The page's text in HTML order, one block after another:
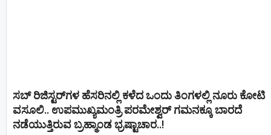
ಸಬ್ ರಿಜಿಸ್ಟರ್​ಗಳ ಹೆಸರಿನಲ್ಲಿ ಕಳೆದ ಒಂದು ತಿಂಗಳಲ್ಲಿ ನೂರು ಕೋಟಿ
ವಸೂಲಿ.. ಉಪಮುಖ್ಯಮಂತ್ರಿ ಪರಮೇಶ್ವರ್​ ಗಮನಕ್ಕೂ ಬಾರದೆ
ನಡೆಯುತ್ತಿರುವ ಬ್ರಹ್ಮಾಂಡ ಭ್ರಷ್ಟಾಚಾರ..!